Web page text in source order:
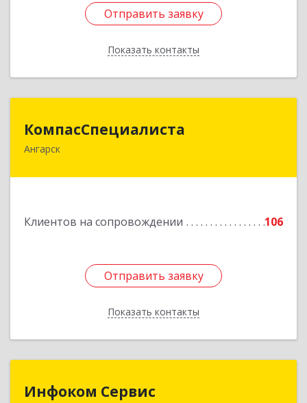
Отправить заявку
Показать контакты
Отправить заявку
Назад
КомпасСпециалиста
Ангарск
Клиентов на сопровождении 106
Отправить заявку
Показать контакты
665826, Иркутская обл, Ангарск г, 12А мкр, дом
Отправить заявку
Назад
Инфоком Сервис